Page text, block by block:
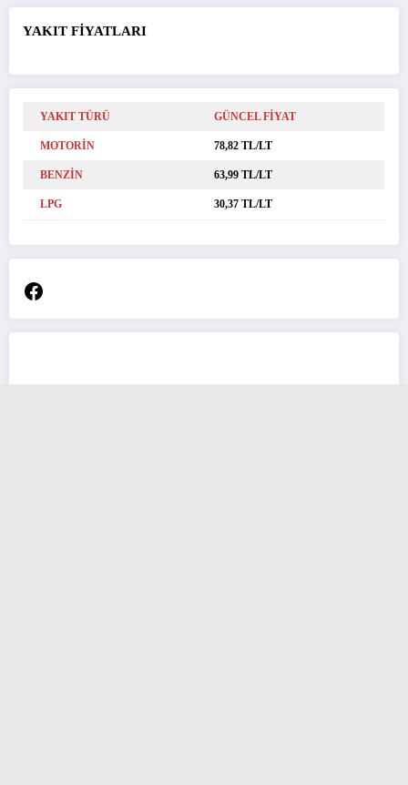
YAKIT FİYATLARI
YAKIT TÜRÜ GÜNCEL FİYAT
MOTORİN 78,82 TL/LT
BENZİN 63,99 TL/LT
LPG 30,37 TL/LT
Facebook